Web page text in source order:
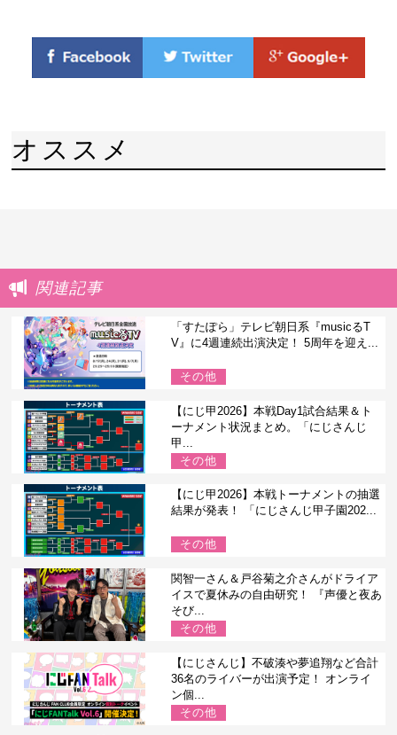
オススメ
関連記事
「すたぽら」テレビ朝日系『musicるT
V』に4週連続出演決定！ 5周年を迎え...
その他
【にじ甲2026】本戦Day1試合結果＆ト
ーナメント状況まとめ。「にじさんじ
甲...
その他
【にじ甲2026】本戦トーナメントの抽選
結果が発表！ 「にじさんじ甲子園202...
その他
関智一さん＆戸谷菊之介さんがドライア
イスで夏休みの自由研究！ 『声優と夜あ
そび...
その他
【にじさんじ】不破湊や夢追翔など合計
36名のライバーが出演予定！ オンライ
ン個...
その他